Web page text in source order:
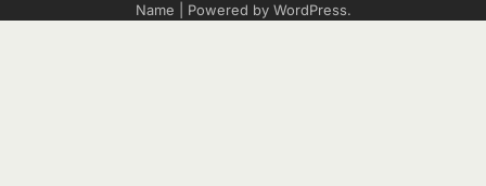
Name | Powered by WordPress.